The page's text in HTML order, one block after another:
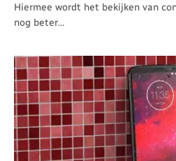
Hiermee wordt het bekijken van
nog beter…